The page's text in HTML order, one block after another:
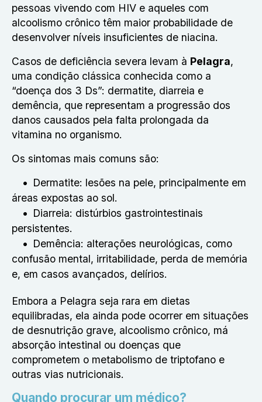
pessoas vivendo com HIV e aqueles com
alcoolismo crônico têm maior probabilidade de
desenvolver níveis insuficientes de niacina.
Casos de deficiência severa levam à Pelagra,
uma condição clássica conhecida como a
“doença dos 3 Ds”: dermatite, diarreia e
demência, que representam a progressão dos
danos causados pela falta prolongada da
vitamina no organismo.
Os sintomas mais comuns são:
Dermatite: lesões na pele, principalmente em
áreas expostas ao sol.
Diarreia: distúrbios gastrointestinais
persistentes.
Demência: alterações neurológicas, como
confusão mental, irritabilidade, perda de memória
e, em casos avançados, delírios.
Embora a Pelagra seja rara em dietas
equilibradas, ela ainda pode ocorrer em situações
de desnutrição grave, alcoolismo crônico, má
absorção intestinal ou doenças que
comprometem o metabolismo de triptofano e
outras vias nutricionais.
Quando procurar um médico?